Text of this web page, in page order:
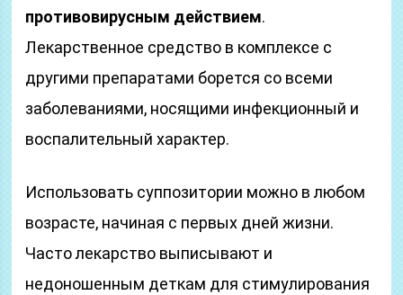
противовирусным действием.
Лекарственное средство в комплексе с
другими препаратами борется со всеми
заболеваниями, носящими инфекционный и
воспалительный характер.
Использовать суппозитории можно в любом
возрасте, начиная с первых дней жизни.
Часто лекарство выписывают и
недоношенным деткам для стимулирования